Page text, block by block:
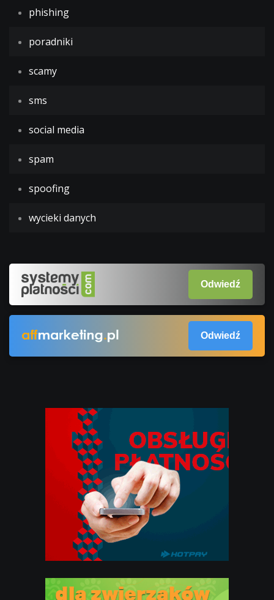
phishing
poradniki
scamy
sms
social media
spam
spoofing
wycieki danych
Odwiedź
Odwiedź